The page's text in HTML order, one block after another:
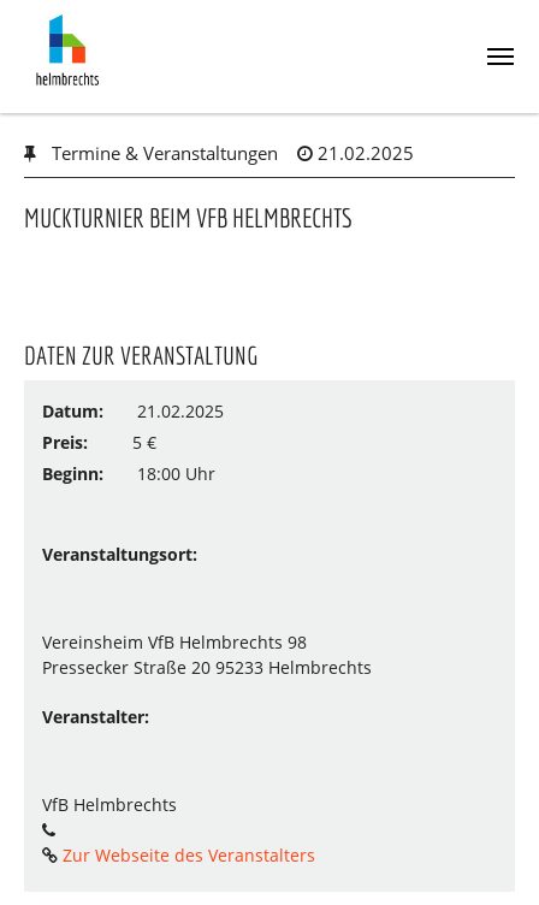
main
content
Termine & Veranstaltungen 21.02.2025
MUCKTURNIER BEIM VFB HELMBRECHTS
DATEN ZUR VERANSTALTUNG
Datum:
21.02.2025
Preis:
5 €
Beginn:
18:00 Uhr
Veranstaltungsort:
Vereinsheim VfB Helmbrechts 98
Pressecker Straße 20 95233 Helmbrechts
Veranstalter:
VfB Helmbrechts
Zur Webseite des Veranstalters